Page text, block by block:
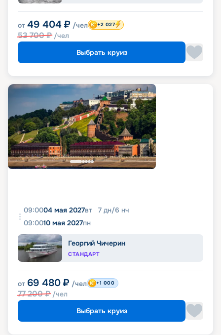
от 49 404 ₽ /чел
53 700₽ /чел
+2 027
Выбрать круиз
09:0004 мая 2027вт 7 дн/6 нч
09:0010 мая 2027пн
Георгий Чичерин
СТАНДАРТ
от 69 480 ₽ /чел
77 200₽ /чел
+1 000
Выбрать круиз